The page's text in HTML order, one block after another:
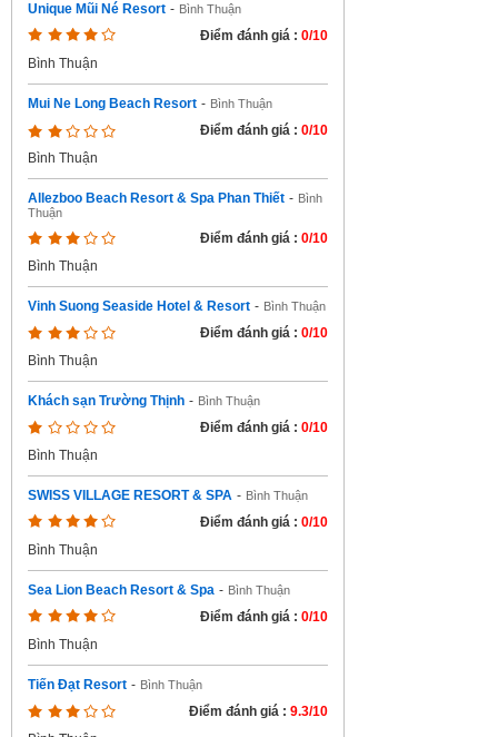
Unique Mũi Né Resort - Bình Thuận
Điểm đánh giá : 0/10
Bình Thuận
Mui Ne Long Beach Resort - Bình Thuận
Điểm đánh giá : 0/10
Bình Thuận
Allezboo Beach Resort & Spa Phan Thiết - Bình
Thuận
Điểm đánh giá : 0/10
Bình Thuận
Vinh Suong Seaside Hotel & Resort - Bình Thuận
Điểm đánh giá : 0/10
Bình Thuận
Khách sạn Trường Thịnh - Bình Thuận
Điểm đánh giá : 0/10
Bình Thuận
SWISS VILLAGE RESORT & SPA - Bình Thuận
Điểm đánh giá : 0/10
Bình Thuận
Sea Lion Beach Resort & Spa - Bình Thuận
Điểm đánh giá : 0/10
Bình Thuận
Tiến Đạt Resort - Bình Thuận
Điểm đánh giá : 9.3/10